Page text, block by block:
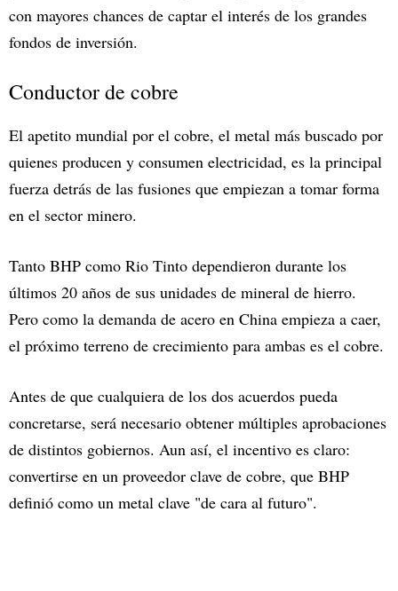
con mayores chances de captar el interés de los grandes
fondos de inversión.
Conductor de cobre
El apetito mundial por el cobre, el metal más buscado por
quienes producen y consumen electricidad, es la principal
fuerza detrás de las fusiones que empiezan a tomar forma
en el sector minero.
Tanto BHP como Rio Tinto dependieron durante los
últimos 20 años de sus unidades de mineral de hierro.
Pero como la demanda de acero en China empieza a caer,
el próximo terreno de crecimiento para ambas es el cobre.
Antes de que cualquiera de los dos acuerdos pueda
concretarse, será necesario obtener múltiples aprobaciones
de distintos gobiernos. Aun así, el incentivo es claro:
convertirse en un proveedor clave de cobre, que BHP
definió como un metal clave "de cara al futuro".